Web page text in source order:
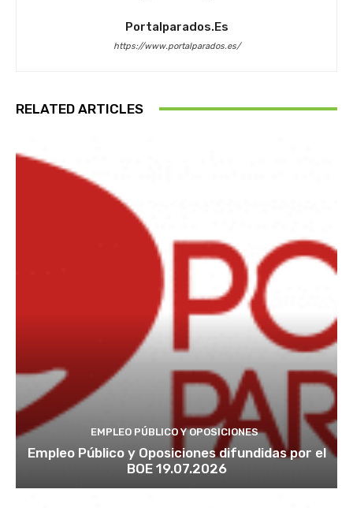
Portalparados.es
https://www.portalparados.es/
RELATED ARTICLES
EMPLEO PÚBLICO Y OPOSICIONES
Empleo Público y Oposiciones difundidas por el
BOE 19.07.2026